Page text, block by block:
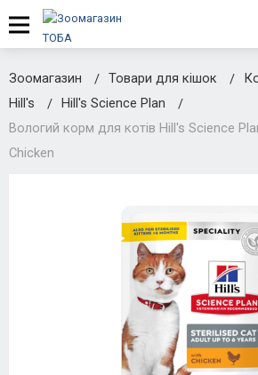
Зоомагазин Товари для кішок
Hill's
Hill's Science Plan
Вологий корм для котів Hill's Science
Chicken